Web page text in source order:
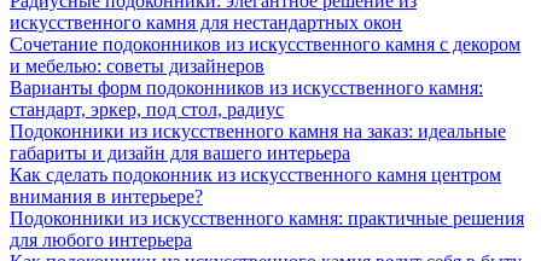
искусственного камня для нестандартных окон
Сочетание подоконников из искусственного камня с декором
и мебелью: советы дизайнеров
Варианты форм подоконников из искусственного камня:
стандарт, эркер, под стол, радиус
Подоконники из искусственного камня на заказ: идеальные
габариты и дизайн для вашего интерьера
Как сделать подоконник из искусственного камня центром
внимания в интерьере?
Подоконники из искусственного камня: практичные решения
для любого интерьера